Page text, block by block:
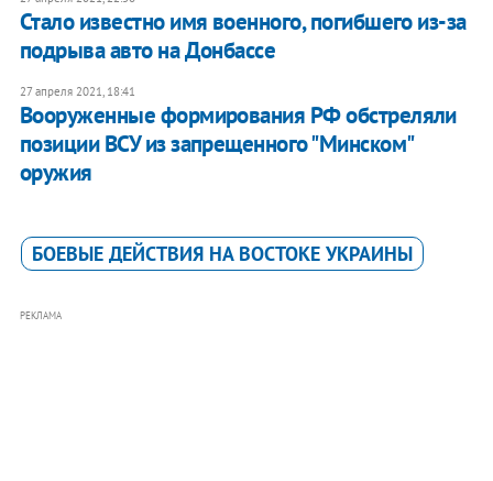
Стало известно имя военного, погибшего из-за
подрыва авто на Донбассе
27 апреля 2021, 18:41
Вооруженные формирования РФ обстреляли
позиции ВСУ из запрещенного "Минском"
оружия
БОЕВЫЕ ДЕЙСТВИЯ НА ВОСТОКЕ УКРАИНЫ
РЕКЛАМА